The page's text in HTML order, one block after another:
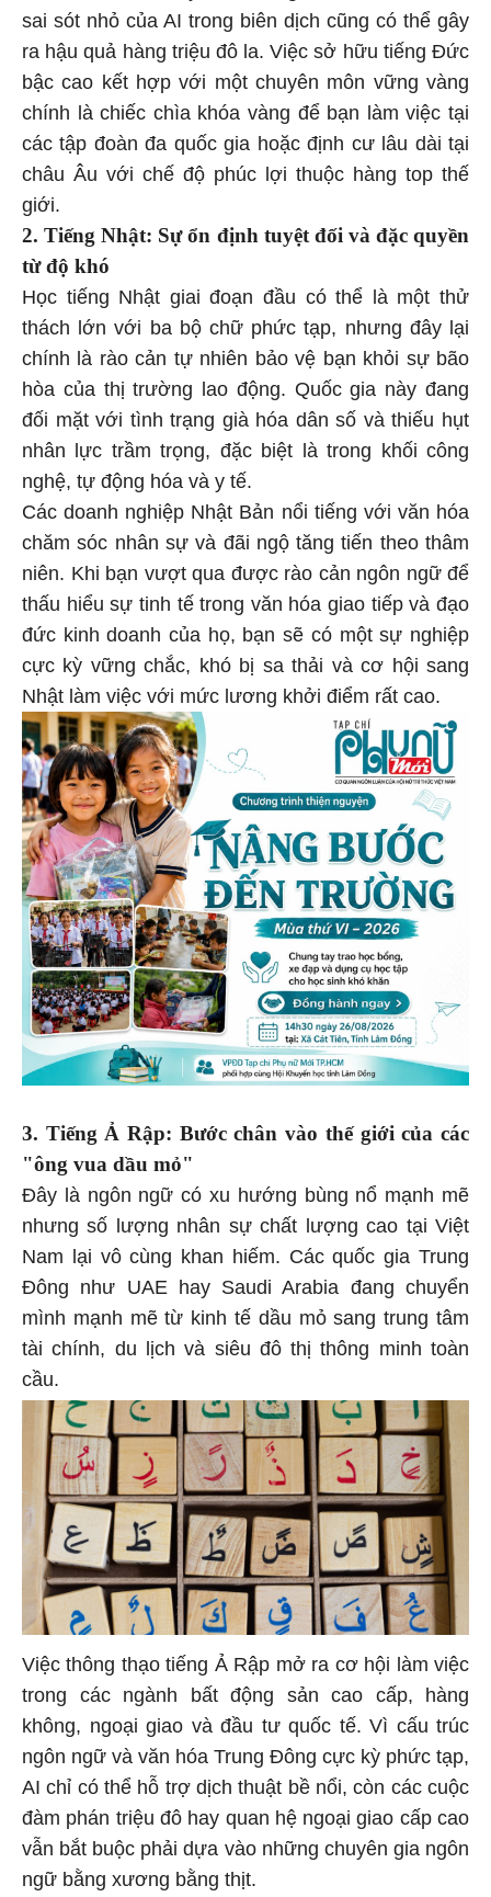
sai sót nhỏ của AI trong biên dịch cũng có thể gây
ra hậu quả hàng triệu đô la. Việc sở hữu tiếng Đức
bậc cao kết hợp với một chuyên môn vững vàng
chính là chiếc chìa khóa vàng để bạn làm việc tại
các tập đoàn đa quốc gia hoặc định cư lâu dài tại
châu Âu với chế độ phúc lợi thuộc hàng top thế
giới.
2. Tiếng Nhật: Sự ổn định tuyệt đối và đặc quyền
từ độ khó
Học tiếng Nhật giai đoạn đầu có thể là một thử
thách lớn với ba bộ chữ phức tạp, nhưng đây lại
chính là rào cản tự nhiên bảo vệ bạn khỏi sự bão
hòa của thị trường lao động. Quốc gia này đang
đối mặt với tình trạng già hóa dân số và thiếu hụt
nhân lực trầm trọng, đặc biệt là trong khối công
nghệ, tự động hóa và y tế.
Các doanh nghiệp Nhật Bản nổi tiếng với văn hóa
chăm sóc nhân sự và đãi ngộ tăng tiến theo thâm
niên. Khi bạn vượt qua được rào cản ngôn ngữ để
thấu hiểu sự tinh tế trong văn hóa giao tiếp và đạo
đức kinh doanh của họ, bạn sẽ có một sự nghiệp
cực kỳ vững chắc, khó bị sa thải và cơ hội sang
Nhật làm việc với mức lương khởi điểm rất cao.
3. Tiếng Ả Rập: Bước chân vào thế giới của các
"ông vua dầu mỏ"
Đây là ngôn ngữ có xu hướng bùng nổ mạnh mẽ
nhưng số lượng nhân sự chất lượng cao tại Việt
Nam lại vô cùng khan hiếm. Các quốc gia Trung
Đông như UAE hay Saudi Arabia đang chuyển
mình mạnh mẽ từ kinh tế dầu mỏ sang trung tâm
tài chính, du lịch và siêu đô thị thông minh toàn
cầu.
Việc thông thạo tiếng Ả Rập mở ra cơ hội làm việc
trong các ngành bất động sản cao cấp, hàng
không, ngoại giao và đầu tư quốc tế. Vì cấu trúc
ngôn ngữ và văn hóa Trung Đông cực kỳ phức tạp,
AI chỉ có thể hỗ trợ dịch thuật bề nổi, còn các cuộc
đàm phán triệu đô hay quan hệ ngoại giao cấp cao
vẫn bắt buộc phải dựa vào những chuyên gia ngôn
ngữ bằng xương bằng thịt.